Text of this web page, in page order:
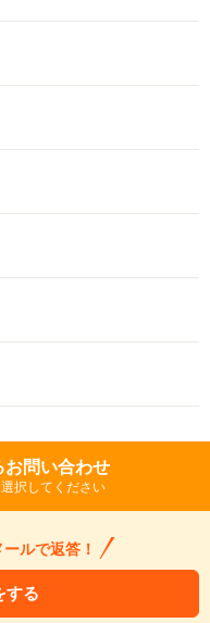
お問い合わせ
択してください
ルで返答！
する